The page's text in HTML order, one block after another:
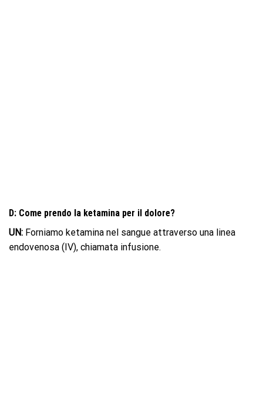
D: Come prendo la ketamina per il dolore?
UN: Forniamo ketamina nel sangue attraverso una linea
endovenosa (IV), chiamata infusione.